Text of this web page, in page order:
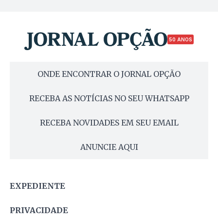
50 ANOS
ONDE ENCONTRAR O JORNAL OPÇÃO
RECEBA AS NOTÍCIAS NO SEU WHATSAPP
RECEBA NOVIDADES EM SEU EMAIL
ANUNCIE AQUI
EXPEDIENTE
PRIVACIDADE